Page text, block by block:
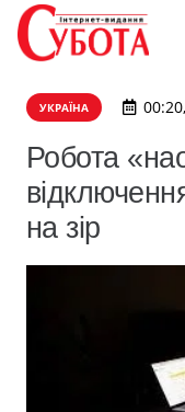
УКРАЇНА
Робота
на зір